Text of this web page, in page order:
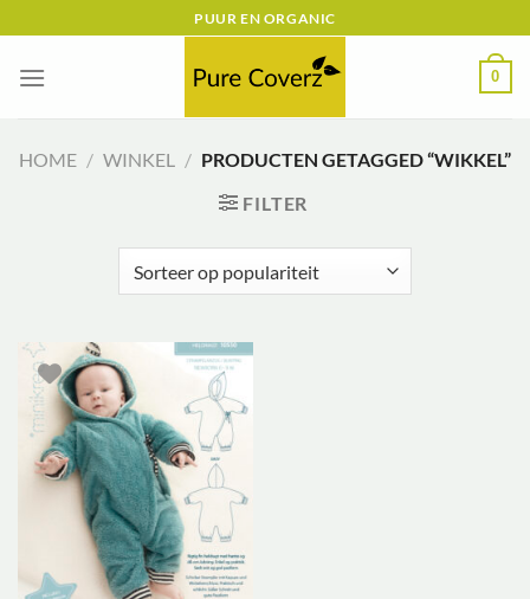
naar
inhoud
PUUR EN ORGANIC
0
HOME / WINKEL / PRODUCTEN GETAGGED “WIKKEL”
FILTER